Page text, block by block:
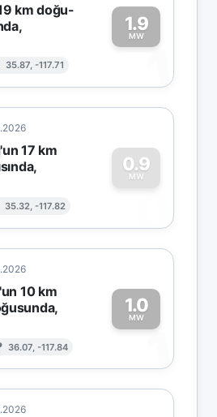
km doğu-
35.87, -117.71
1.9
MW
1
17 km
35.32, -117.82
0.9
MW
0
10 km
36.07, -117.84
1.0
MW
1